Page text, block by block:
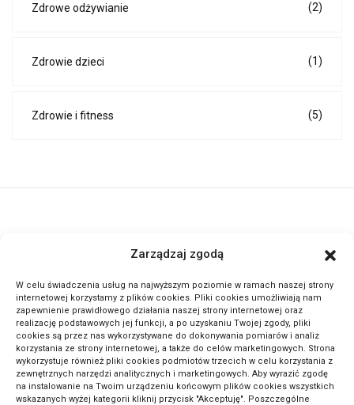
Zarządzaj zgodą
W celu świadczenia usług na najwyższym poziomie w ramach naszej strony
internetowej korzystamy z plików cookies. Pliki cookies umożliwiają nam
zapewnienie prawidłowego działania naszej strony internetowej oraz
realizację podstawowych jej funkcji, a po uzyskaniu Twojej zgody, pliki
cookies są przez nas wykorzystywane do dokonywania pomiarów i analiz
korzystania ze strony internetowej, a także do celów marketingowych. Strona
wykorzystuje również pliki cookies podmiotów trzecich w celu korzystania z
zewnętrznych narzędzi analitycznych i marketingowych. Aby wyrazić zgodę
na instalowanie na Twoim urządzeniu końcowym plików cookies wszystkich
wskazanych wyżej kategorii kliknij przycisk "Akceptuję". Poszczególne
Zdrowe odżywianie (2)
Zdrowie dzieci (1)
Zdrowie i fitness (5)
informacji na przeróżne tematy. Dołącz do naszej społeczności,
METODA ODWRÓCONEJ LEKCJI: SEKRET GENIALNYCH
UCZNIÓW!